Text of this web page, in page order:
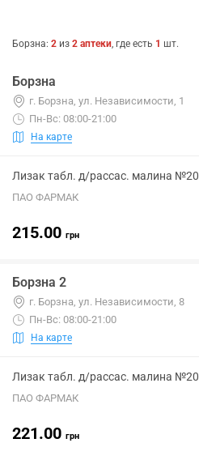
Борзна: 2 из 2 аптеки, где есть 1 шт.
Борзна
г. Борзна, ул. Независимости, 1
Пн-Вс: 08:00-21:00
На карте
Лизак табл. д/рассас. малина №20
ПАО ФАРМАК
215.00 грн
Борзна 2
г. Борзна, ул. Независимости, 8
Пн-Вс: 08:00-21:00
На карте
Лизак табл. д/рассас. малина №20
ПАО ФАРМАК
221.00 грн